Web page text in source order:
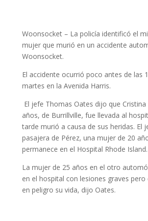
Woonsocket – La policía identificó el
mujer que murió en un accidente
Woonsocket.
El accidente ocurrió poco antes de las
martes en la Avenida Harris.
El jefe Thomas Oates dijo que Cristina
años, de Burrillville, fue llevada al
tarde murió a causa de sus heridas. El
pasajera de Pérez, una mujer de 20
permanece en el Hospital Rhode Island.
La mujer de 25 años en el otro
en el hospital con lesiones graves
en peligro su vida, dijo Oates.